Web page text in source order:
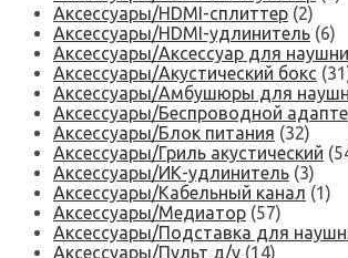
Аксессуары/HDMI-сплиттер (2)
Аксессуары/HDMI-удлинитель (6)
Аксессуары/Аксессуар для
Аксессуары/Акустический бокс
Аксессуары/Амбушюры для
Аксессуары/Беспроводной
Аксессуары/Блок питания (32)
Аксессуары/Гриль акустический
Аксессуары/ИК-удлинитель (3)
Аксессуары/Кабельный канал (1)
Аксессуары/Медиатор (57)
Аксессуары/Подставка для
Аксессуары/Пульт д/у (14)